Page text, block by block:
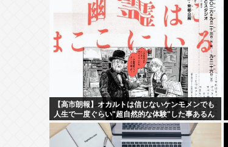
【高市朗報】オカルトは信じないケンモメンでも
人生で一度ぐらい"超自然的な体験"した事あるん
だろ？？